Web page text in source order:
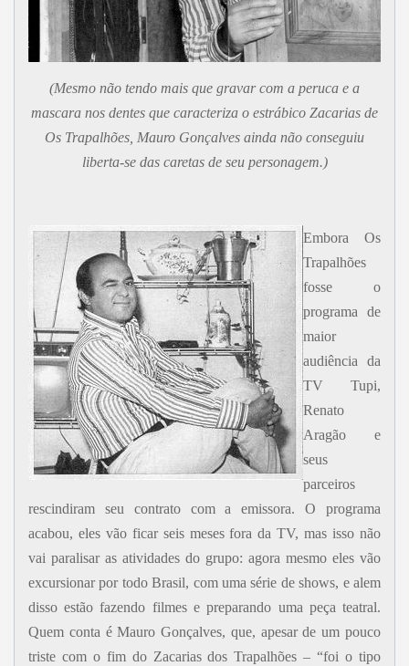
(Mesmo não tendo mais que gravar com a peruca e a
mascara nos dentes que caracteriza o estrábico Zacarias de
Os Trapalhões, Mauro Gonçalves ainda não conseguiu
liberta-se das caretas de seu personagem.)
Embora Os
Trapalhões
fosse o
programa de
maior
audiência da
TV Tupi,
Renato
Aragão e
seus
parceiros
rescindiram seu contrato com a emissora. O programa
acabou, eles vão ficar seis meses fora da TV, mas isso não
vai paralisar as atividades do grupo: agora mesmo eles vão
excursionar por todo Brasil, com uma série de shows, e alem
disso estão fazendo filmes e preparando uma peça teatral.
Quem conta é Mauro Gonçalves, que, apesar de um pouco
triste com o fim do Zacarias dos Trapalhões – “foi o tipo